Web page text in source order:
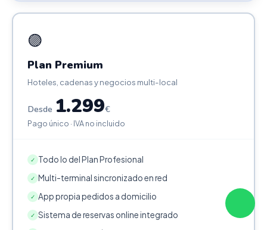
🟣
Plan Premium
Hoteles, cadenas y negocios multi-local
Desde 1.299€
Pago único · IVA no incluido
✓ Todo lo del Plan Profesional
✓ Multi-terminal sincronizado en red
✓ App propia pedidos a domicilio
✓ Sistema de reservas online integrado